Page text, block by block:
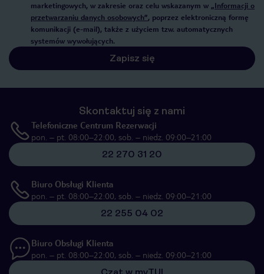
marketingowych, w zakresie oraz celu wskazanym w „Informacji o
przetwarzaniu danych osobowych”, poprzez elektroniczną formę
komunikacji (e-mail), także z użyciem tzw. automatycznych
systemów wywołujących.
Zapisz się
Skontaktuj się z nami
Telefoniczne Centrum Rezerwacji
pon. – pt. 08:00–22:00, sob. – niedz. 09:00–21:00
22 270 31 20
Biuro Obsługi Klienta
pon. – pt. 08:00–22:00, sob. – niedz. 09:00–21:00
22 255 04 02
Biuro Obsługi Klienta
pon. – pt. 08:00–22:00, sob. – niedz. 09:00–21:00